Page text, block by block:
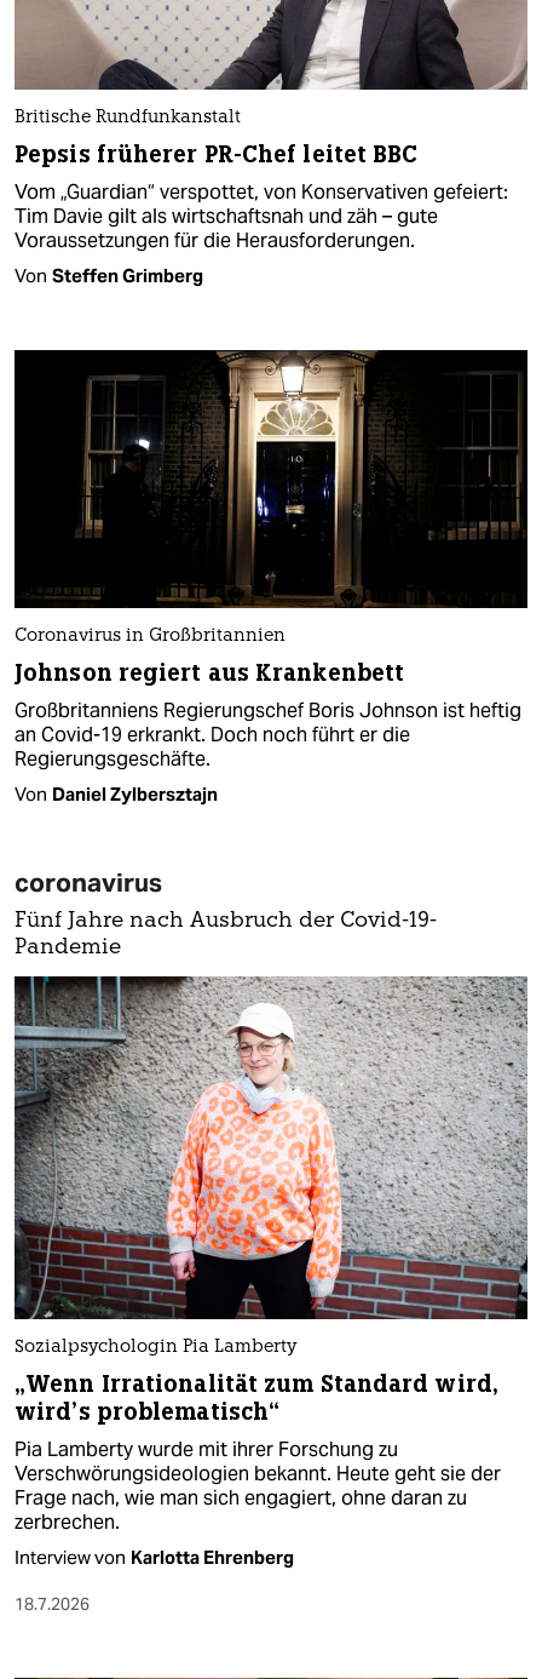
Britische Rundfunkanstalt
Pepsis früherer PR-Chef leitet BBC
Vom „Guardian“ verspottet, von Konservativen gefeiert:
Tim Davie gilt als wirtschaftsnah und zäh – gute
Voraussetzungen für die Herausforderungen.
Von Steffen Grimberg
Coronavirus in Großbritannien
Johnson regiert aus Krankenbett
Großbritanniens Regierungschef Boris Johnson ist heftig
an Covid-19 erkrankt. Doch noch führt er die
Regierungsgeschäfte.
Von Daniel Zylbersztajn
coronavirus
Fünf Jahre nach Ausbruch der Covid-19-
Pandemie
Sozialpsychologin Pia Lamberty
„Wenn Irrationalität zum Standard wird,
wird’s problematisch“
Pia Lamberty wurde mit ihrer Forschung zu
Verschwörungsideologien bekannt. Heute geht sie der
Frage nach, wie man sich engagiert, ohne daran zu
zerbrechen.
Interview von Karlotta Ehrenberg
18.7.2026